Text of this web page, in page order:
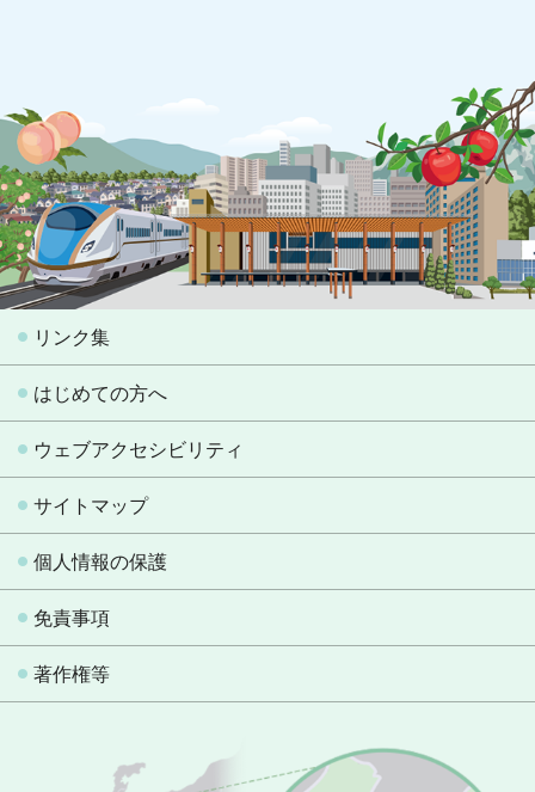
リンク集
はじめての方へ
ウェブアクセシビリティ
サイトマップ
個人情報の保護
免責事項
著作権等